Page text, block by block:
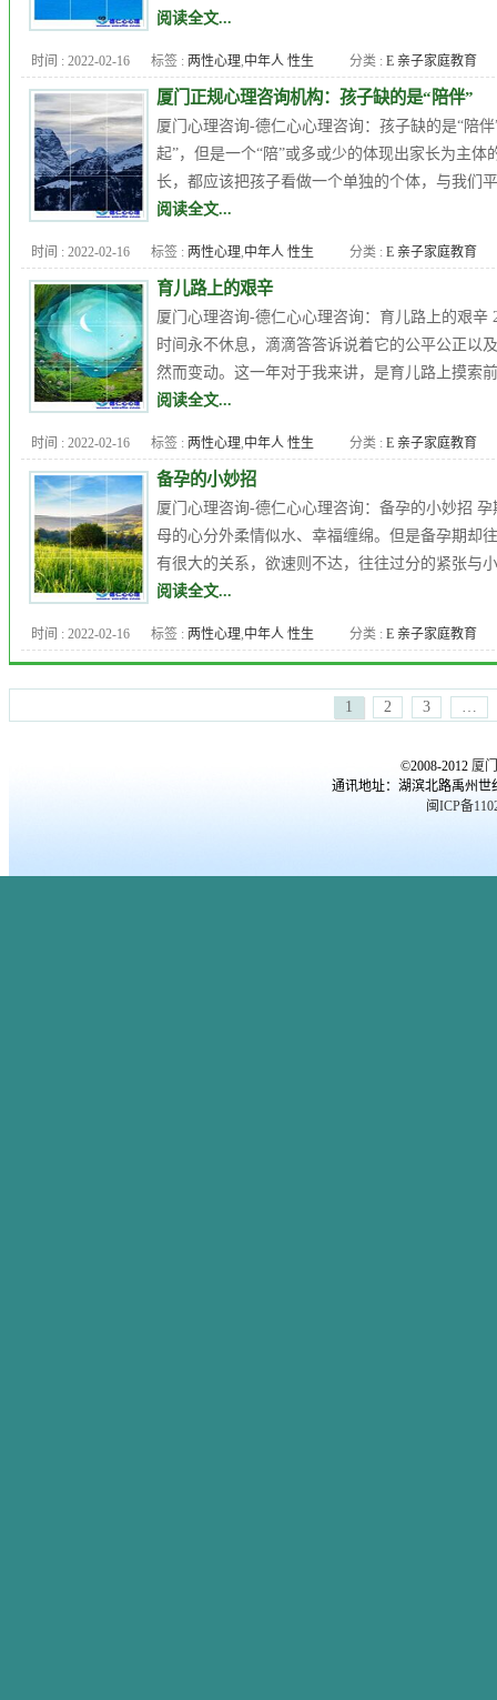
压力,心理咨询
问题
阅读全文...
时间 : 2022-02-16 标签 : 两性心理,中年人 性生
活,九型人格, 人格障碍,企业
EAP,厦门儿童心理咨询
厦门心
理专家
厦门心理医生,厦门心
理咨询,厦门心理培训课程,品
行障碍 ,女人出轨
教育 强迫症,心理医生,心理咨
询,心理年龄,心理测试
题,恋爱心理,恐惧症,抑郁症 自
杀,更年期综合症 焦虑症,职场
心理,郭潇赢 高考心理
分类 : E 亲子家庭教育
厦门正规心理咨询机构：孩子缺的是“陪伴”
厦门心理咨询-德仁心心理咨询：孩子缺的是“陪
起”，但是一个“陪”或多或少的体现出家长为主
长，都应该把孩子看做一个单独的个体，与我们
阅读全文...
时间 : 2022-02-16 标签 : 两性心理,中年人 性生
活,九型人格 人格障碍
EAP,厦门儿童心理咨询
厦门心
理专家 ,厦门心理医生,厦门心
理咨询,厦门心理培训课程,品
行障碍 ,女人出轨
教育 强迫症,心理医生,心理咨
询,心理年龄,心理测试
题,恋爱心理,恐惧症,抑郁症 自
杀,更年期综合症,焦虑症, 爱情,
职场心理,郭潇赢 高考心理
分类 : E 亲子家庭教育
育儿路上的艰辛
厦门心理咨询-德仁心心理咨询：育儿路上的艰
时间永不休息，滴滴答答诉说着它的公平公正以
然而变动。这一年对于我来讲，是育儿路上摸索
阅读全文...
时间 : 2022-02-16 标签 : 两性心理,中年人 性生
活,九型人格,人格障碍
EAP,厦门儿童心理咨询
厦门心
理专家 ,厦门心理医生 厦门心
理咨询 厦门心理培训课程,品
行障碍 ,女人出轨
教育 强迫症,心理医生,心理咨
询,心理年龄,心理测试,心理问
题,恋爱心理,恐惧症,抑郁症 自
杀,更年期综合症,爱情,职场心
分类 : E 亲子家庭教育
备孕的小妙招
厦门心理咨询-德仁心心理咨询：备孕的小妙招
母的心分外柔情似水、幸福缠绵。但是备孕期却
有很大的关系，欲速则不达，往往过分的紧张与
阅读全文...
时间 : 2022-02-16 标签 : 两性心理,中年人 性生
活,九型人格,人格障碍,企业
EAP,厦门儿童心理咨询,厦门心
理专家,厦门心理医生,厦门心
分类 : E 亲子家庭教育
1 2 3 …
©2008-2012 厦
通讯地址：湖滨北路禹州
闽ICP备